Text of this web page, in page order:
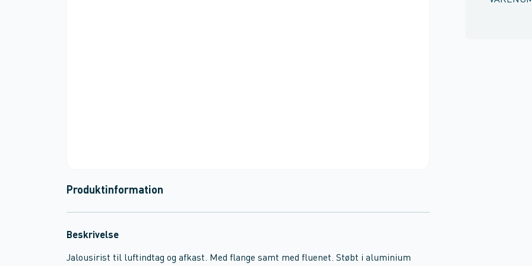
Produktinformation
Beskrivelse
Jalousirist til luftindtag og afkast. Med flange samt med fluenet. Støbt i aluminium